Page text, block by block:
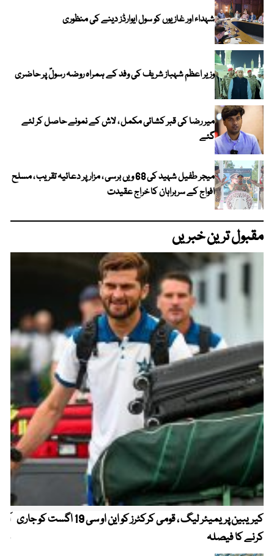
شہداء اور غازیوں کو سول ایوارڈز دینے کی منظوری
وزیر اعظم شہباز شریف کی وفد کے ہمراہ روضہ رسولؐ پر حاضری
میر رضا کی قبر کشائی مکمل ، لاش کے نمونے حاصل کر لئے
گئے
میجر طفیل شہید کی 68 ویں برسی ، مزار پر دعائیہ تقریب ، مسلح
افواج کے سربراہان کا خراج عقیدت
مقبول ترین خبریں
کیریبین پریمیئر لیگ ، قومی کرکٹرز کو این او سی 19 اگست کو جاری
کرنے کا فیصلہ